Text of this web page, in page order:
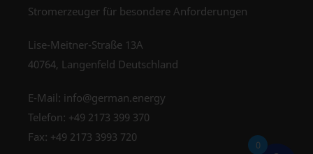
Stromerzeuger für besondere Anforderungen
Lise-Meitner-Straße 13A
40764, Langenfeld Deutschland
E-Mail: info@german.energy
Telefon: +49 2173 399 370
Fax: +49 2173 3993 720
0